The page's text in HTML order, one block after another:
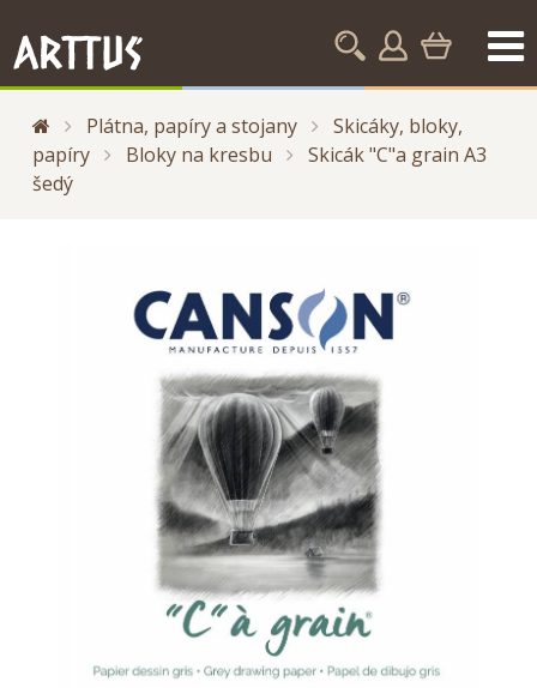
Plátna, papíry a stojany
Skicáky, bloky,
papíry
Bloky na kresbu
Skicák "C"a grain A3
šedý